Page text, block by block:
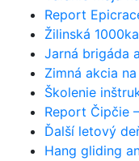
Report
Žilinská
Jarná brigáda
Zimná akcia
Školenie
Report Čipčie
Ďalší letový
Hang gliding